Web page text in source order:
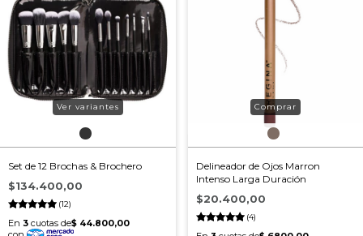
Set de 12 Brochas & Brochero
(12)
$134.400,00
Ver variantes
Delineador de Ojos Marron
Intenso Larga Duración
(4)
$20.400,00